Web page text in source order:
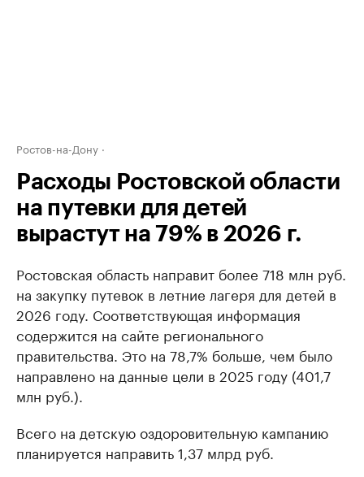
Ростов-на-Дону
Расходы Ростовской области
на путевки для детей
вырастут на 79% в 2026 г.
Ростовская область направит более 718 млн руб.
на закупку путевок в летние лагеря для детей в
2026 году. Соответствующая информация
содержится на сайте регионального
правительства. Это на 78,7% больше, чем было
направлено на данные цели в 2025 году (401,7
млн руб.).
Всего на детскую оздоровительную кампанию
планируется направить 1,37 млрд руб.